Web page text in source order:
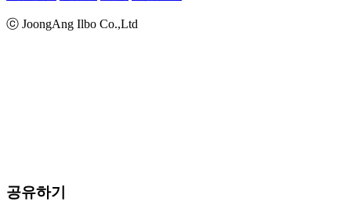
ⓒ JoongAng Ilbo Co.,Ltd
공유하기